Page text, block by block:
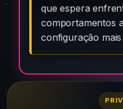
que espera
comportamentos
configuração